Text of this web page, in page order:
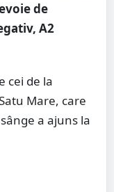
de
A2
cei de la
Mare, care
a ajuns la